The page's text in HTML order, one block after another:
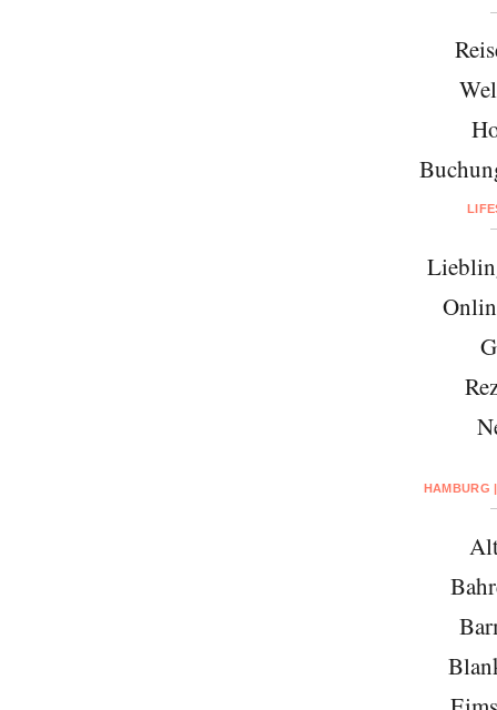
HAMBURG